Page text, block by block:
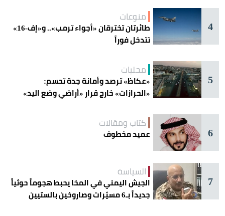
4
منوعات
طائرتان تخترقان «أجواء ترمب».. و«إف-16»
تتدخل فوراً
5
محليات
«عكاظ» ترصد وأمانة جدة تحسم:
«الحرازات» خارج قرار «أراضي وضع اليد»
6
كتاب ومقالات
عميد مخطوف
7
السياسة
الجيش اليمني في المخا يحبط هجوماً حوثياً
جديداً بـ6 مسيّرات وصاروخين بالستيين